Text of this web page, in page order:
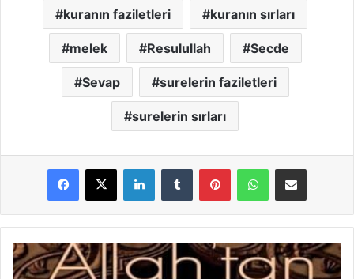
kuranın faziletleri kuranın sırları
melek Resulullah Secde
Sevap surelerin faziletleri
surelerin sırları
K
e